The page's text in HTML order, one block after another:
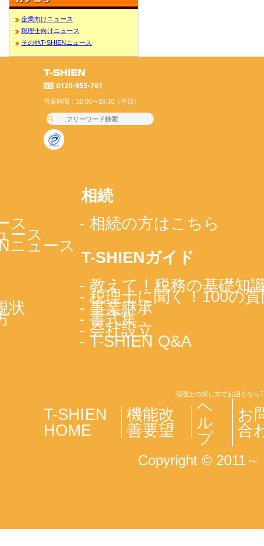
企業向けニュース
税理士向けニュース
その他T-SHIENニュース
営業時間：10:00〜16:30（平日）
ス
ース
ニュース
状
相続
- 相続の方はこちら
T-SHIENガイド
- 教えて！税務の基礎知
- 税理士に聞く！100の
- 事業継承
- 書式集
- 会社設立
- T-SHIEN Q&A
税理士の探し方でお困りなら
T-SHIEN
HOME
機能改
善要望
ヘ
ル
プ
お
合
Copyright © 2011